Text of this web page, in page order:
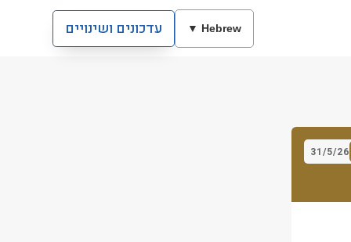
Hebrew ▼ עדכונים ושינויים
31/5/26